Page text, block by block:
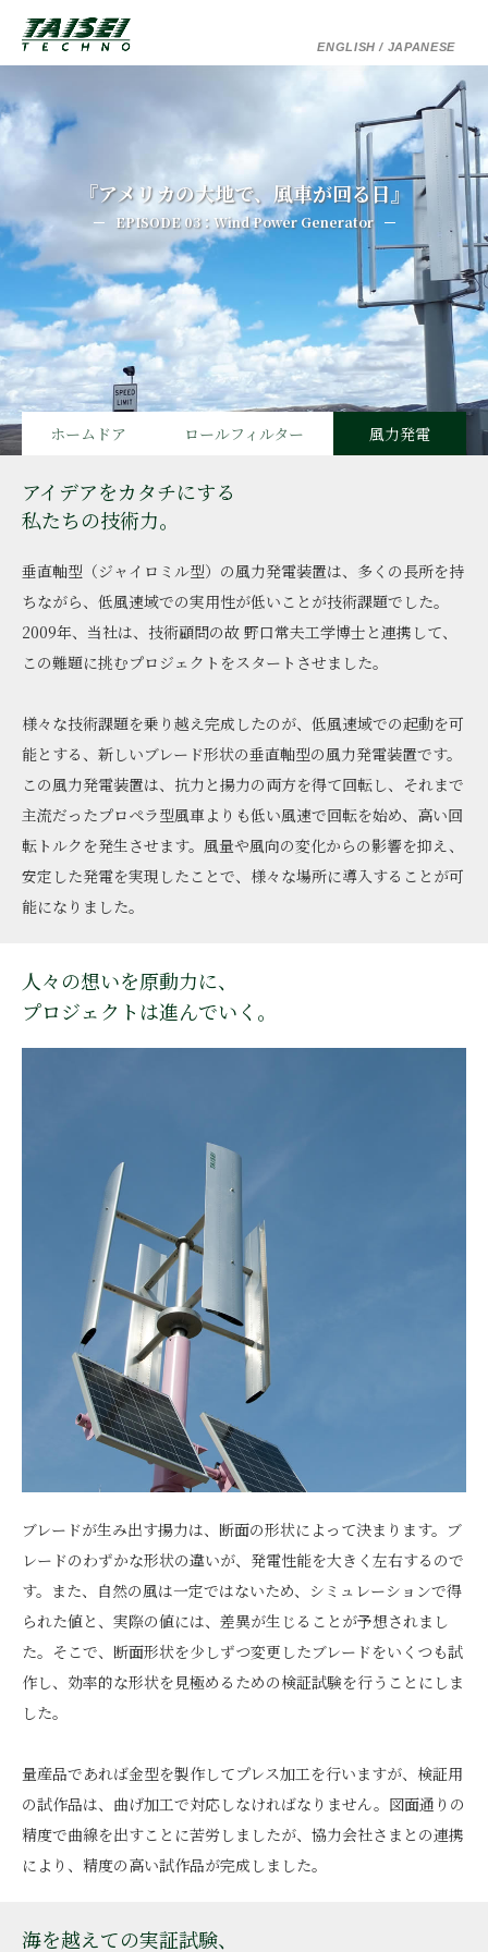
ENGLISH / JAPANESE
『アメリカの大地で、風車が回る日』
EPISODE 03：Wind Power Generator
ホームドア ロールフィルター 風力発電
アイデアをカタチにする
私たちの技術力｡
垂直軸型（ジャイロミル型）の風力発電装置は、 多くの長所を持
ちながら、低風速域での実用性が低いことが技術課題でした。
2009年、当社は、技術顧問の故 野口常夫工学博士と連携して、
この難題に挑むプロジェクトをスタートさせました｡
様々な技術課題を乗り越え完成したのが、 低風速域での起動を可
能とする、新しいブレード形状の垂直軸型の風力発電装置です。
この風力発電装置は、抗力と揚力の両方を得て回転し、 それまで
主流だったプロペラ型風車よりも低い風速で回転を始め、高い回
転トルクを発生させます。 風量や風向の変化からの影響を抑え、
安定した発電を実現したことで、様々な場所に導入することが可
能になりました｡
人々の想いを原動力に、
プロジェクトは進んでいく｡
ブレードが生み出す揚力は、断面の形状によって決まります。ブ
レードのわずかな形状の違いが、発電性能を大きく左右するので
す。また、自然の風は一定ではないため、シミュレーションで得
られた値と、実際の値には、差異が生じることが予想されまし
た。そこで、断面形状を少しずつ変更したブレードをいくつも試
作し、効率的な形状を見極めるための検証試験を行うことにしま
した｡
量産品であれば金型を製作してプレス加工を行いますが、検証用
の試作品は、曲げ加工で対応しなければなりません。図面通りの
精度で曲線を出すことに苦労しましたが、協力会社さまとの連携
により、精度の高い試作品が完成しました｡
海を越えての実証試験、